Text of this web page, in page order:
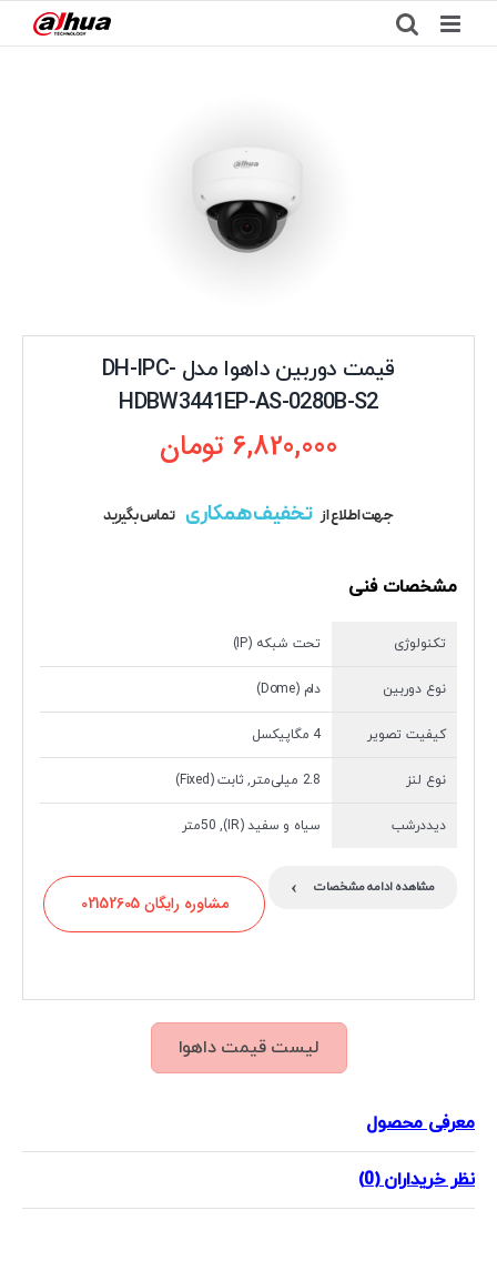
to
قیمت دوربین داهوا مدل DH-IPC-
HDBW3441EP-AS-0280B-S2
6,820,000 تومان
جهت اطلاع از تخفیف همکاری تماس بگیرید
مشخصات فنی
تکنولوژی تحت شبکه (IP)
نوع دوربین دام (Dome)
کیفیت تصویر 4 مگاپیکسل
نوع لنز 2.8 میلی‌متر, ثابت (Fixed)
دیددرشب سیاه و سفید (IR), 50متر
مشاهده ادامه مشخصات ›
مشاوره رایگان 02152605
لیست قیمت داهوا
معرفی محصول
نظر خریداران (0)